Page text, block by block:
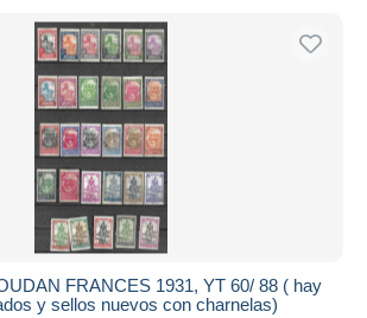
FRANCES 1931, YT 60/ 88 ( hay
y sellos nuevos con charnelas)